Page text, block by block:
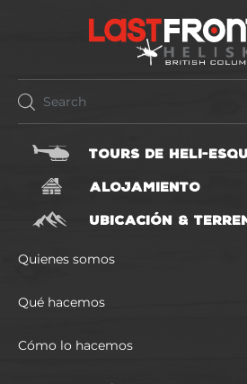
TOURS DE HELI-
ALOJAMIENTO
UBICACIÓN &
Quienes somos
Qué hacemos
Cómo lo hacemos